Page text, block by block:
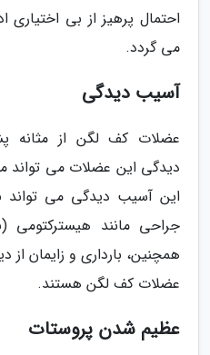
احتمال پرهیز از بی اختیاری
می گردد.
آسیب دیدگی
عضلات کف لگن از مثانه
دیدگی این عضلات می تواند
این آسیب دیدگی می تواند
جراحی مانند هیسترکتومی
همچنین، بارداری و زایمان
عضلات کف لگن هستند.
عظیم شدن پروستات